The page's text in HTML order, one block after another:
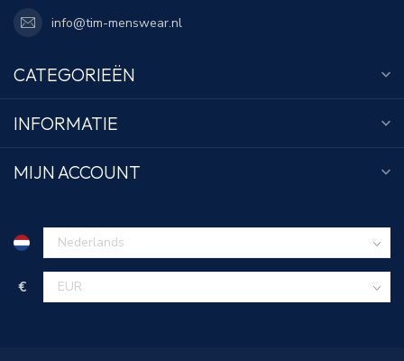
info@tim-menswear.nl
CATEGORIEËN
INFORMATIE
MIJN ACCOUNT
€